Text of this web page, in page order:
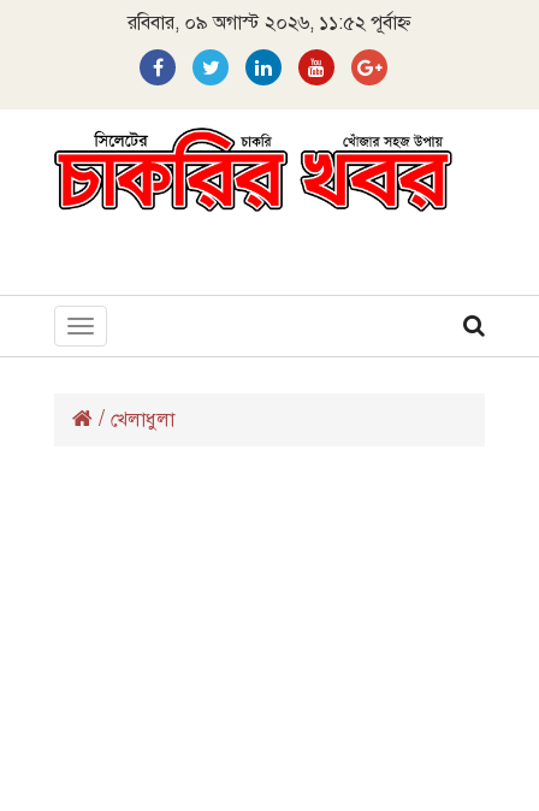
রবিবার, ০৯ অগাস্ট ২০২৬, ১১:৫২ পূর্বাহ্ন
Toggle
navigation
/ খেলাধুলা